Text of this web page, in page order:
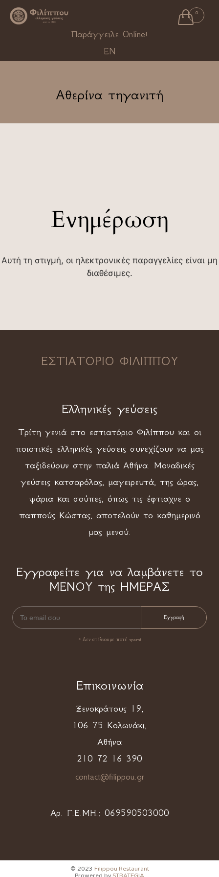
 0
Παράγγειλε Online!
EN
Αθερίνα τηγανιτή
Ενημέρωση
Αυτή τη στιγμή, οι ηλεκτρονικές παραγγελίες είναι μη
διαθέσιμες.
ΕΣΤΙΑΤΟΡΙΟ ΦΙΛΙΠΠΟΥ
Ελληνικές γεύσεις
Τρίτη γενιά στο εστιατόριο Φιλίππου και οι
ποιοτικές ελληνικές γεύσεις συνεχίζουν να μας
ταξιδεύουν στην παλιά Αθήνα. Μοναδικές
γεύσεις κατσαρόλας, μαγειρευτά, της ώρας,
ψάρια και σούπες, όπως τις έφτιαχνε ο
παππούς Κώστας, αποτελούν το καθημερινό
μας μενού.
Εγγραφείτε για να λαμβάνετε το
ΜΕΝΟΥ της ΗΜΕΡΑΣ
* Δεν στέλνουμε ποτέ spam!
Επικοινωνία
Ξενοκράτους 19,
106 75 Κολωνάκι,
Αθήνα
210 72 16 390
contact@filippou.gr
Αρ. Γ.Ε.ΜΗ.: 069590503000
© 2023 Filippou Restaurant
Prowered by STRATEGIA